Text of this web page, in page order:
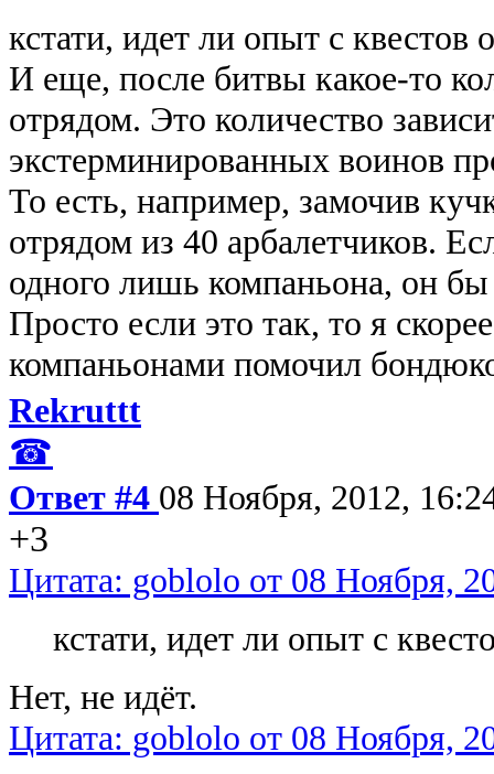
кстати, идет ли опыт с
И еще, после битвы какое-то
отрядом. Это количество
экстерминированных воинов
То есть, например, замочив
отрядом из 40 арбалетчиков.
одного лишь компаньона, он
Просто если это так, то я
компаньонами помочил
Rekruttt
☎
Ответ #4 08 Ноября, 2012,
+3
Цитата: goblolo от 08 Ноября,
кстати, идет ли опыт с
Нет, не идёт.
Цитата: goblolo от 08 Ноября,